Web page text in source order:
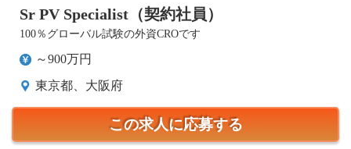
Sr PV Specialist（契約社員）
100％グローバル試験の外資CROです
～900万円
東京都、大阪府
この求人に応募する